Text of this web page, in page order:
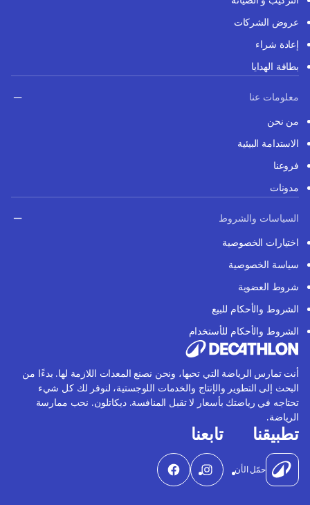
عروض الشركات
إعادة شراء
بطاقة الهدايا
معلومات عنا
من نحن
الاستدامة البيئية
فروعنا
مدونات
السياسات والشروط
اختيارات الخصوصية
سياسة الخصوصية
شروط العضوية
الشروط والأحكام للبيع
الشروط والأحكام للأستخدام
أنت تمارس الرياضة التي تحبها، ونحن نصنع المعدات اللازمة لها. بدءًا من
البحث إلى التطوير والإنتاج والخدمات اللوجستية، لنوفر لك كل شيء
تحتاجه في رياضتك بأسعار لا تقبل المنافسة. ديكاتلون. نحب ممارسة
الرياضة.
تطبيقنا
حمّل الأن
تابعنا